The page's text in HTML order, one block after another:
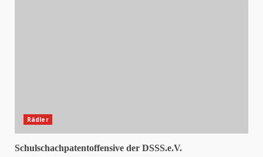
Rädler
Schulschachpatentoffensive der DSSS.e.V.